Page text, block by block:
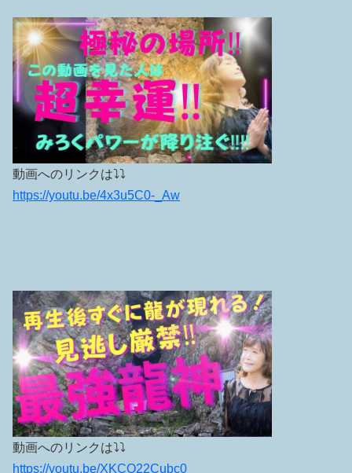
動画へのリンクは⤵︎⤵︎
https://youtu.be/4x3u5C0-_Aw
動画へのリンクは⤵︎⤵︎
https://youtu.be/XKCO22Cubc0